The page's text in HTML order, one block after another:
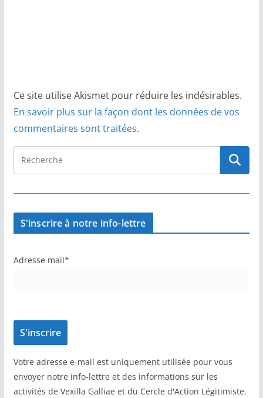
Ce site utilise Akismet pour réduire les indésirables.
En savoir plus sur la façon dont les données de vos
commentaires sont traitées.
S'inscrire à notre info-lettre
Adresse mail*
Votre adresse e-mail est uniquement utilisée pour vous
envoyer notre info-lettre et des informations sur les
activités de Vexilla Galliae et du Cercle d'Action Légitimiste.